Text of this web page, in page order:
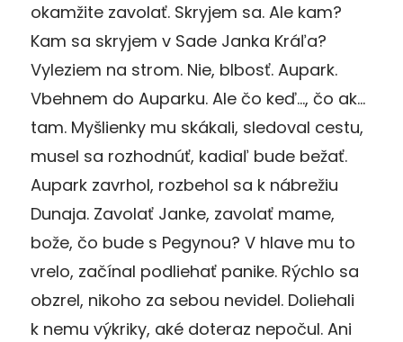
okamžite zavolať. Skryjem sa. Ale kam?
Kam sa skryjem v Sade Janka Kráľa?
Vyleziem na strom. Nie, blbosť. Aupark.
Vbehnem do Auparku. Ale čo keď…, čo ak…
tam. Myšlienky mu skákali, sledoval cestu,
musel sa rozhodnúť, kadiaľ bude bežať.
Aupark zavrhol, rozbehol sa k nábrežiu
Dunaja. Zavolať Janke, zavolať mame,
bože, čo bude s Pegynou? V hlave mu to
vrelo, začínal podliehať panike. Rýchlo sa
obzrel, nikoho za sebou nevidel. Doliehali
k nemu výkriky, aké doteraz nepočul. Ani